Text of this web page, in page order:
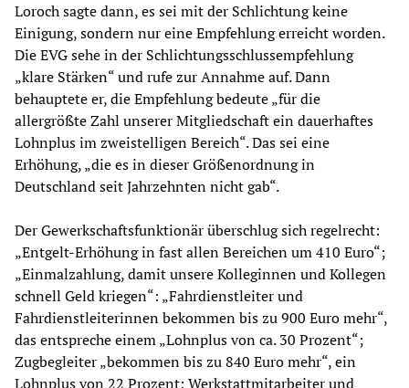
Loroch sagte dann, es sei mit der Schlichtung keine
Einigung, sondern nur eine Empfehlung erreicht worden.
Die EVG sehe in der Schlichtungsschlussempfehlung
„klare Stärken“ und rufe zur Annahme auf. Dann
behauptete er, die Empfehlung bedeute „für die
allergrößte Zahl unserer Mitgliedschaft ein dauerhaftes
Lohnplus im zweistelligen Bereich“. Das sei eine
Erhöhung, „die es in dieser Größenordnung in
Deutschland seit Jahrzehnten nicht gab“.
Der Gewerkschaftsfunktionär überschlug sich regelrecht:
„Entgelt-Erhöhung in fast allen Bereichen um 410 Euro“;
„Einmalzahlung, damit unsere Kolleginnen und Kollegen
schnell Geld kriegen“: „Fahrdienstleiter und
Fahrdienstleiterinnen bekommen bis zu 900 Euro mehr“,
das entspreche einem „Lohnplus von ca. 30 Prozent“;
Zugbegleiter „bekommen bis zu 840 Euro mehr“, ein
Lohnplus von 22 Prozent; Werkstattmitarbeiter und